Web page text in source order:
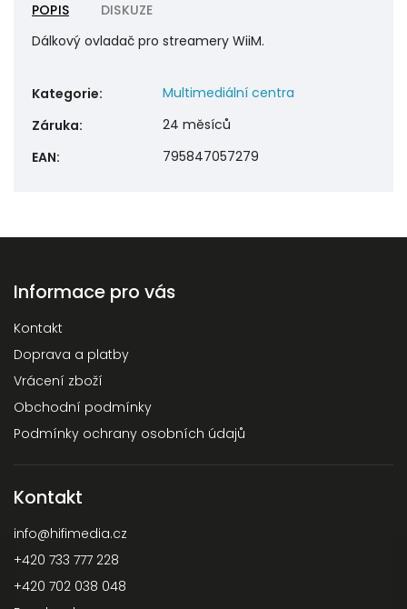
POPIS
DISKUZE
Dálkový ovladač pro streamery WiiM.
Kategorie:
Multimediální centra
Záruka:
24 měsíců
EAN: 795847057279
Informace pro vás
Kontakt
Doprava a platby
Vrácení zboží
Obchodní podmínky
Podmínky ochrany osobních údajů
Kontakt
info@hifimedia.cz
+420 733 777 228
+420 702 038 048